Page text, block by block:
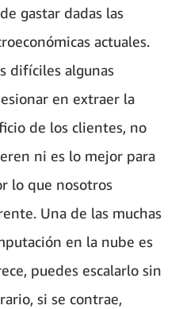
gastar dadas las
actuales.
difíciles algunas
en extraer la
de los clientes, no
ni es lo mejor para
lo que nosotros
Una de las muchas
en la nube es
puedes escalarlo sin
si se contrae,